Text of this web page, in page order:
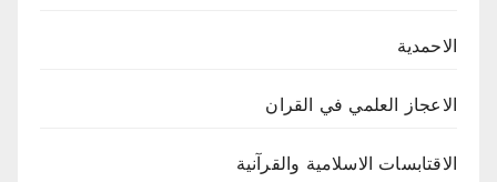
الاحمدية
الاعجاز العلمي في القران
الاقتابسات الاسلامية والقرآنية